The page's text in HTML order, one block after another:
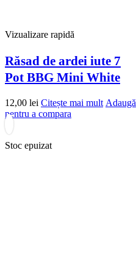
Vizualizare rapidă
Răsad de ardei iute 7
Pot BBG Mini White
12,00 lei Citește mai mult Adaugă
pentru a compara
Stoc epuizat